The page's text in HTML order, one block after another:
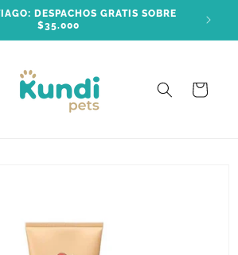
DESPACHOS GRATIS SOBRE
$35.000
Carrito